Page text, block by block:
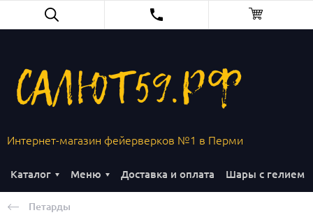
Интернет-магазин фейерверков №1 в Перми
Каталог Меню Доставка и оплата Шары с гелием
Петарды